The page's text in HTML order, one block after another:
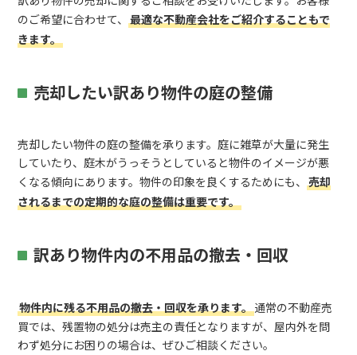
のご希望に合わせて、最適な不動産会社をご紹介することもで
きます。
売却したい訳あり物件の庭の整備
売却したい物件の庭の整備を承ります。庭に雑草が大量に発生
していたり、庭木がうっそうとしていると物件のイメージが悪
くなる傾向にあります。物件の印象を良くするためにも、売却
されるまでの定期的な庭の整備は重要です。
訳あり物件内の不用品の撤去・回収
物件内に残る不用品の撤去・回収を承ります。通常の不動産売
買では、残置物の処分は売主の責任となりますが、屋内外を問
わず処分にお困りの場合は、ぜひご相談ください。